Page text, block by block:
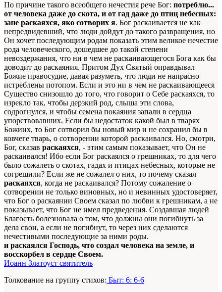
По причине такого всеобщего нечестия рече Бог: потреблю...
от человека даже до скота, и от гад даже до птиц небесных:
зане раскаяхся, яко сотворих я. Бог раскаивается не как
непредвидевший, что люди дойдут до такого развращения, но
Он хочет последующим родам показать этим великое нечестие
рода человеческого, дошедшее до такой степени
невоздержания, что ни в чем не раскаивающегося Бога как бы
доводит до раскаяния. Притом Дух Святый оправдывал
Божие правосудие, давая разуметь, что люди не напрасно
истреблены потопом. Если и это ни в чем не раскаивающееся
Существо снизошло до того, что говорит о Себе раскаяхся, то
изрекло так, чтобы дерзкий род, слыша эти слова,
содрогнулся, и чтобы семена покаяния запали в сердца
упорствовавших. Если бы недостаток какой был в тварях
Божиих, то Бог сотворил бы новый мир и не сохранил бы в
ковчеге тварь, о сотворении которой раскаивался. Но, смотри,
Бог, сказав раскаяхся, - этим самым показывает, что Он не
раскаивался! Ибо если Бог раскаялся о грешниках, то для чего
было сожалеть о скотах, гадах и птицах небесных, которые не
согрешили? Если же не сожалел о них, то почему сказал
раскаяхся, когда не раскаивался? Потому сожаление о
сотворении не только виновных, но и невинных удостоверяет,
что Бог о раскаянии Своем сказал по любви к грешникам, а не
показывает, что Бог не имел предведения. Создавшая людей
Благость болезновала о том, что должны они погибнуть за
дела свои, а если не погибнут, то через них сделаются
нечестивыми последующие за ними роды.
и раскаялся Господь, что создал человека на земле, и
восскорбел в сердце Своем.
Иоанн Златоуст святитель
Толкование на группу стихов: Быт: 6: 6-6